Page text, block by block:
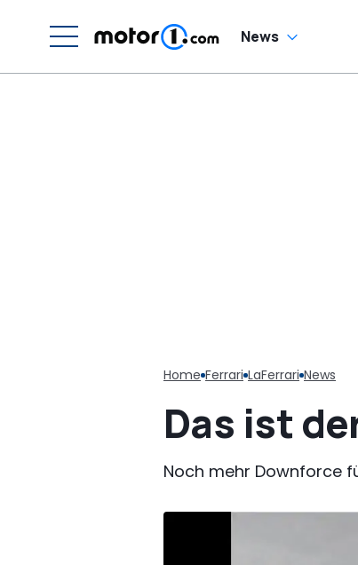
News
Home Ferrari LaFerrari News
Das ist
Noch mehr Downforce